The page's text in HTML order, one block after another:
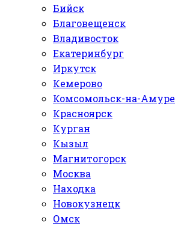
Бийск
Благовещенск
Владивосток
Екатеринбург
Иркутск
Кемерово
Комсомольск-на-Амуре
Красноярск
Курган
Кызыл
Магнитогорск
Москва
Находка
Новокузнецк
Омск